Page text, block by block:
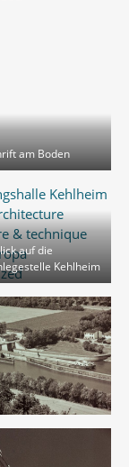
am Boden
auf die
Kehlheim